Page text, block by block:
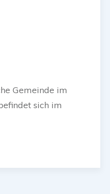
Gemeinde im
sich im